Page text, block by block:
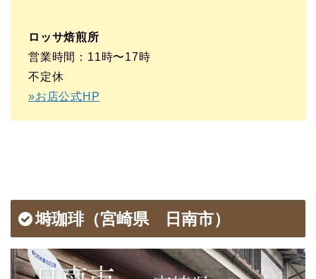
ロッサ焙煎所
営業時間：11時〜17時
不定休
»お店公式HP
塒珈琲（宮崎県 日南市）